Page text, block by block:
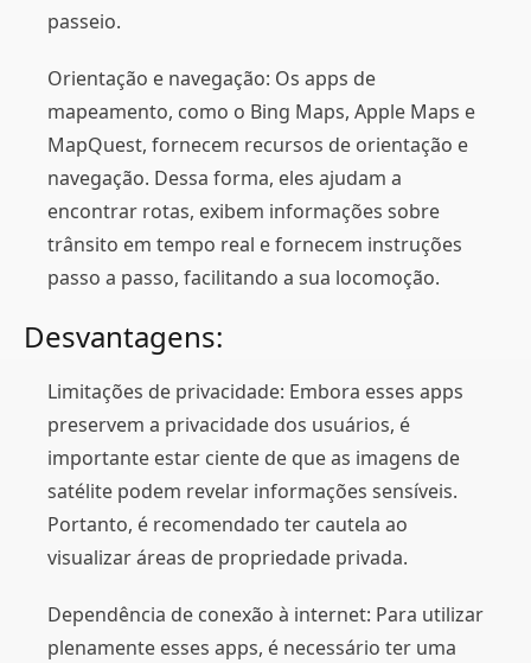
passeio.
Orientação e navegação: Os apps de
mapeamento, como o Bing Maps, Apple Maps e
MapQuest, fornecem recursos de orientação e
navegação. Dessa forma, eles ajudam a
encontrar rotas, exibem informações sobre
trânsito em tempo real e fornecem instruções
passo a passo, facilitando a sua locomoção.
Desvantagens:
Limitações de privacidade: Embora esses apps
preservem a privacidade dos usuários, é
importante estar ciente de que as imagens de
satélite podem revelar informações sensíveis.
Portanto, é recomendado ter cautela ao
visualizar áreas de propriedade privada.
Dependência de conexão à internet: Para utilizar
plenamente esses apps, é necessário ter uma